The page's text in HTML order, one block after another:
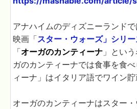
アナハイムのディズニーランド
映画「スター・ウォーズ」シリ
「オーガのカンティーナ 」とい
ガのカンティーナでは食事を食
ィーナ」はイタリア語でワイン
オーガのカンティーナはスター